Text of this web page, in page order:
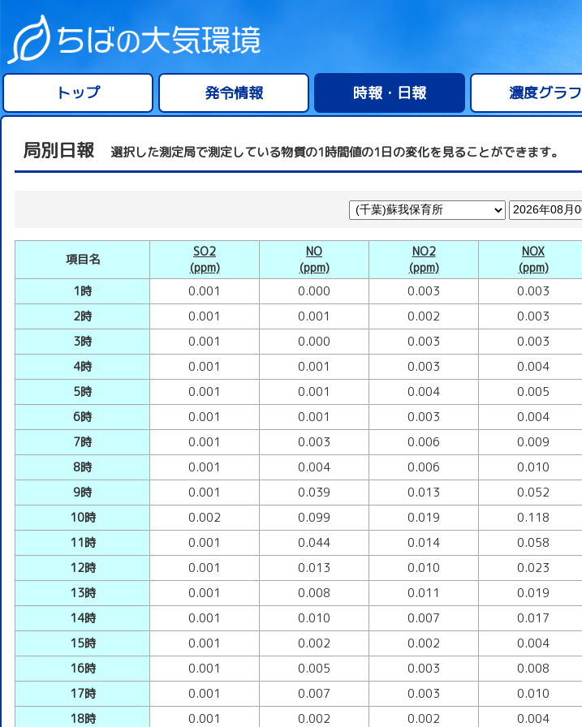
トップ 発令情報 時報・日報 濃度グラフ
局別日報 選択した測定局で測定している物質の1時間値の1日の変化を見ることができます。
項目名
SO2
(ppm)
NO
(ppm)
NO2
(ppm)
NOX
(ppm)
1時
0.001 0.000 0.003 0.003
2時
0.001 0.001 0.002 0.003
3時
0.001 0.000 0.003 0.003
4時
0.001 0.001 0.003 0.004
5時
0.001 0.001 0.004 0.005
6時
0.001 0.001 0.003 0.004
7時
0.001 0.003 0.006 0.009
8時
0.001 0.004 0.006 0.010
9時
0.001 0.039 0.013 0.052
10時
0.002 0.099 0.019 0.118
11時
0.001 0.044 0.014 0.058
12時
0.001 0.013 0.010 0.023
13時
0.001 0.008 0.011 0.019
14時
0.001 0.010 0.007 0.017
15時
0.001 0.002 0.002 0.004
16時
0.001 0.005 0.003 0.008
17時
0.001 0.007 0.003 0.010
18時
0.001 0.002 0.002 0.004